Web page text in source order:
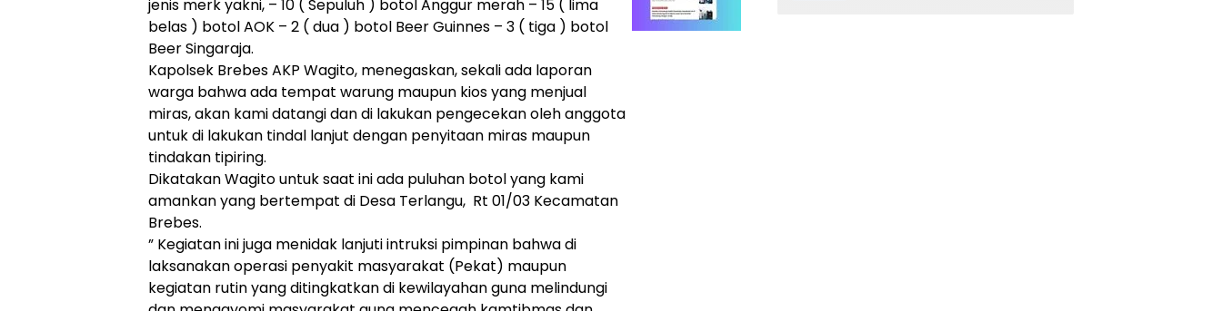
jenis merk yakni, – 10 ( Sepuluh ) botol Anggur merah – 15 ( lima
belas ) botol AOK – 2 ( dua ) botol Beer Guinnes – 3 ( tiga ) botol
Beer Singaraja.
Kapolsek Brebes AKP Wagito, menegaskan, sekali ada laporan
warga bahwa ada tempat warung maupun kios yang menjual
miras, akan kami datangi dan di lakukan pengecekan oleh anggota
untuk di lakukan tindal lanjut dengan penyitaan miras maupun
tindakan tipiring.
Dikatakan Wagito untuk saat ini ada puluhan botol yang kami
amankan yang bertempat di Desa Terlangu, Rt 01/03 Kecamatan
Brebes.
” Kegiatan ini juga menidak lanjuti intruksi pimpinan bahwa di
laksanakan operasi penyakit masyarakat (Pekat) maupun
kegiatan rutin yang ditingkatkan di kewilayahan guna melindungi